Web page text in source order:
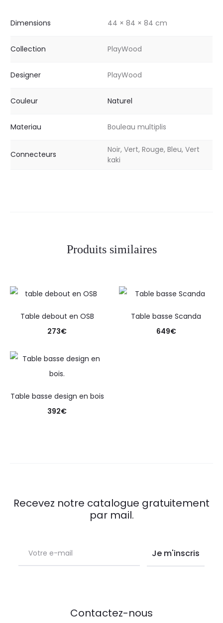
Dimensions 44 × 84 × 84 cm
Collection PlayWood
Designer PlayWood
Couleur Naturel
Materiau Bouleau multiplis
Connecteurs
Noir, Vert, Rouge, Bleu, Vert
kaki
Produits similaires
Table debout en OSB
273€
Table basse Scanda
649€
Table basse design en bois
392€
Recevez notre catalogue gratuitement
par mail.
Contactez-nous